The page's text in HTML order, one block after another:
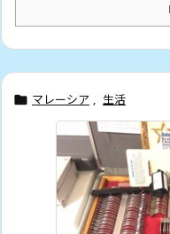
 マレーシア 生活